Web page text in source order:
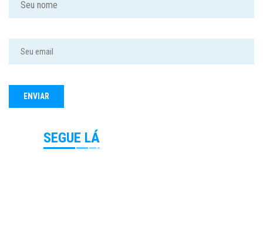
SEGUE LÁ